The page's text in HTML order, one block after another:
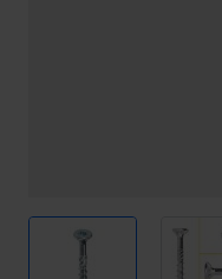
View larger image